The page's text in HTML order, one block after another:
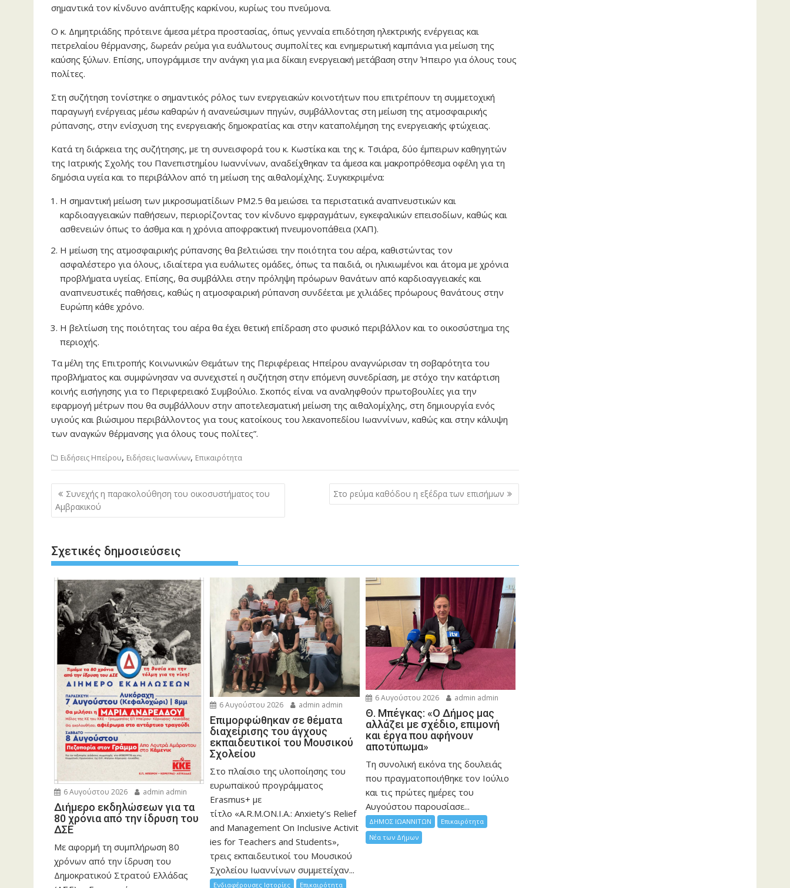
σημαντικά τον κίνδυνο ανάπτυξης καρκίνου, κυρίως του πνεύμονα.
Ο κ. Δημητριάδης πρότεινε άμεσα μέτρα προστασίας, όπως γενναία επιδότηση ηλεκτρικής ενέργειας και
πετρελαίου θέρμανσης, δωρεάν ρεύμα για ευάλωτους συμπολίτες και ενημερωτική καμπάνια για μείωση της
καύσης ξύλων. Επίσης, υπογράμμισε την ανάγκη για μια δίκαιη ενεργειακή μετάβαση στην Ήπειρο για όλους τους
πολίτες.
Στη συζήτηση τονίστηκε ο σημαντικός ρόλος των ενεργειακών κοινοτήτων που επιτρέπουν τη συμμετοχική
παραγωγή ενέργειας μέσω καθαρών ή ανανεώσιμων πηγών, συμβάλλοντας στη μείωση της ατμοσφαιρικής
ρύπανσης, στην ενίσχυση της ενεργειακής δημοκρατίας και στην καταπολέμηση της ενεργειακής φτώχειας.
Κατά τη διάρκεια της συζήτησης, με τη συνεισφορά του κ. Κωστίκα και της κ. Τσιάρα, δύο έμπειρων καθηγητών
της Ιατρικής Σχολής του Πανεπιστημίου Ιωαννίνων, αναδείχθηκαν τα άμεσα και μακροπρόθεσμα οφέλη για τη
δημόσια υγεία και το περιβάλλον από τη μείωση της αιθαλομίχλης. Συγκεκριμένα:
Η σημαντική μείωση των μικροσωματίδιων PM2.5 θα μειώσει τα περιστατικά αναπνευστικών και
καρδιοαγγειακών παθήσεων, περιορίζοντας τον κίνδυνο εμφραγμάτων, εγκεφαλικών επεισοδίων, καθώς και
ασθενειών όπως το άσθμα και η χρόνια αποφρακτική πνευμονοπάθεια (ΧΑΠ).
Η μείωση της ατμοσφαιρικής ρύπανσης θα βελτιώσει την ποιότητα του αέρα, καθιστώντας τον
ασφαλέστερο για όλους, ιδιαίτερα για ευάλωτες ομάδες, όπως τα παιδιά, οι ηλικιωμένοι και άτομα με χρόνια
προβλήματα υγείας. Επίσης, θα συμβάλλει στην πρόληψη πρόωρων θανάτων από καρδιοαγγειακές και
αναπνευστικές παθήσεις, καθώς η ατμοσφαιρική ρύπανση συνδέεται με χιλιάδες πρόωρους θανάτους στην
Ευρώπη κάθε χρόνο.
Η βελτίωση της ποιότητας του αέρα θα έχει θετική επίδραση στο φυσικό περιβάλλον και το οικοσύστημα της
περιοχής.
Τα μέλη της Επιτροπής Κοινωνικών Θεμάτων της Περιφέρειας Ηπείρου αναγνώρισαν τη σοβαρότητα του
προβλήματος και συμφώνησαν να συνεχιστεί η συζήτηση στην επόμενη συνεδρίαση, με στόχο την κατάρτιση
κοινής εισήγησης για το Περιφερειακό Συμβούλιο. Σκοπός είναι να αναληφθούν πρωτοβουλίες για την
εφαρμογή μέτρων που θα συμβάλλουν στην αποτελεσματική μείωση της αιθαλομίχλης, στη δημιουργία ενός
υγιούς και βιώσιμου περιβάλλοντος για τους κατοίκους του λεκανοπεδίου Ιωαννίνων, καθώς και στην κάλυψη
των αναγκών θέρμανσης για όλους τους πολίτες”.
Ειδήσεις Ηπείρου, Ειδήσεις Ιωαννίνων, Επικαιρότητα
Πλοήγηση
άρθρων
Συνεχής η παρακολούθηση του οικοσυστήματος του
Αμβρακικού
Στο ρεύμα καθόδου η εξέδρα των επισήμων
Σχετικές δημοσιεύσεις
6 Αυγούστου 2026 admin admin
Διήμερο εκδηλώσεων για τα
80 χρόνια από την ίδρυση του
ΔΣΕ
Με αφορμή τη συμπλήρωση 80
χρόνων από την ίδρυση του
Δημοκρατικού Στρατού Ελλάδας
6 Αυγούστου 2026 admin admin
Eπιμορφώθηκαν σε θέματα
διαχείρισης του άγχους
εκπαιδευτικοί του Μουσικού
Σχολείου
Στο πλαίσιο της υλοποίησης του
ευρωπαϊκού προγράμματος
Erasmus+ με
τίτλο «A.R.M.ON.I.A.: Anxiety’s Relief
and Management On Inclusive Activit
ies for Teachers and Students»,
τρεις εκπαιδευτικοί του Μουσικού
Σχολείου Ιωαννίνων συμμετείχαν...
Ενδιαφέρουσες Ιστορίες Επικαιρότητα
6 Αυγούστου 2026 admin admin
Θ. Μπέγκας: «Ο Δήμος μας
αλλάζει με σχέδιο, επιμονή
και έργα που αφήνουν
αποτύπωμα»
Τη συνολική εικόνα της δουλειάς
που πραγματοποιήθηκε τον Ιούλιο
και τις πρώτες ημέρες του
Αυγούστου παρουσίασε...
ΔΗΜΟΣ ΙΩΑΝΝΙΤΩΝ
Επικαιρότητα
Νέα των Δήμων